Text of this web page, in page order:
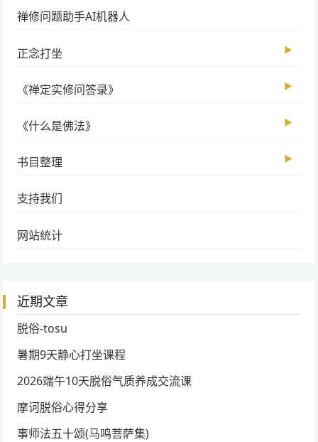
禅修问题助手AI机器人
正念打坐 ▶
《禅定实修问答录》 ▶
《什么是佛法》 ▶
书目整理 ▶
支持我们
网站统计
近期文章
脱俗-tosu
暑期9天静心打坐课程
2026端午10天脱俗气质养成交流课
摩诃脱俗心得分享
事师法五十颂(马鸣菩萨集)